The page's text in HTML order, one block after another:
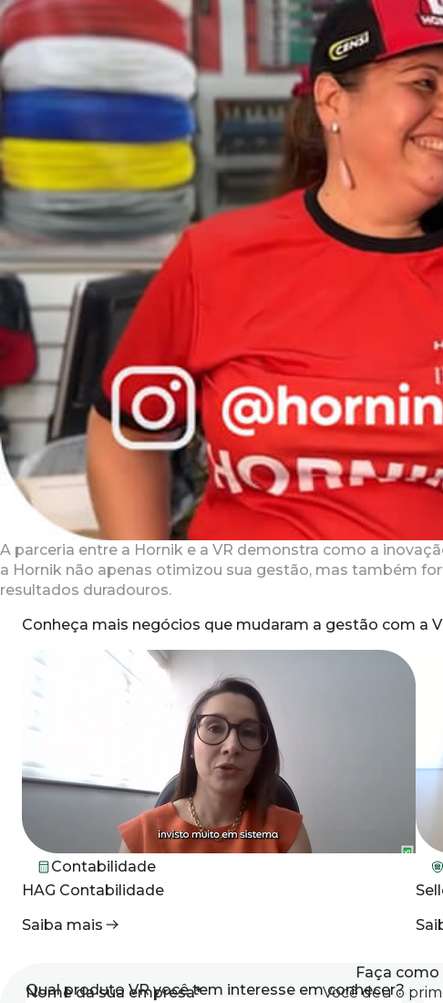
A parceria entre a Hornik e a VR demonstra como a
a Hornik não apenas otimizou sua gestão, mas também
resultados duradouros.
Conheça mais negócios que mudaram a gestão com a
Contabilidade
HAG Contabilidade
Saiba mais
Faça como
Qual produto VR você tem interesse em conhecer?
Nome da sua empresa*
Você deu o